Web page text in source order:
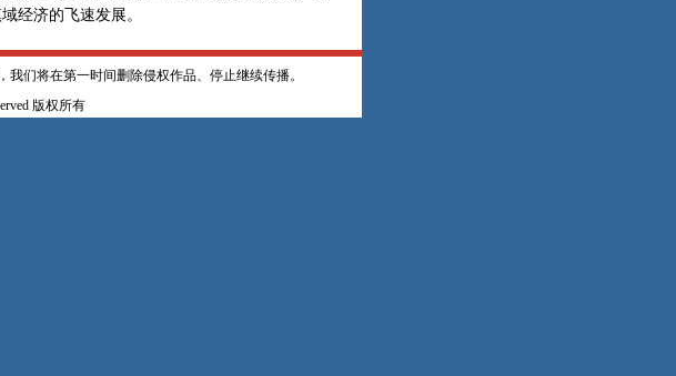
经济的飞速发展。
们将在第一时间删除侵权作品、停止继续传播。
版权所有